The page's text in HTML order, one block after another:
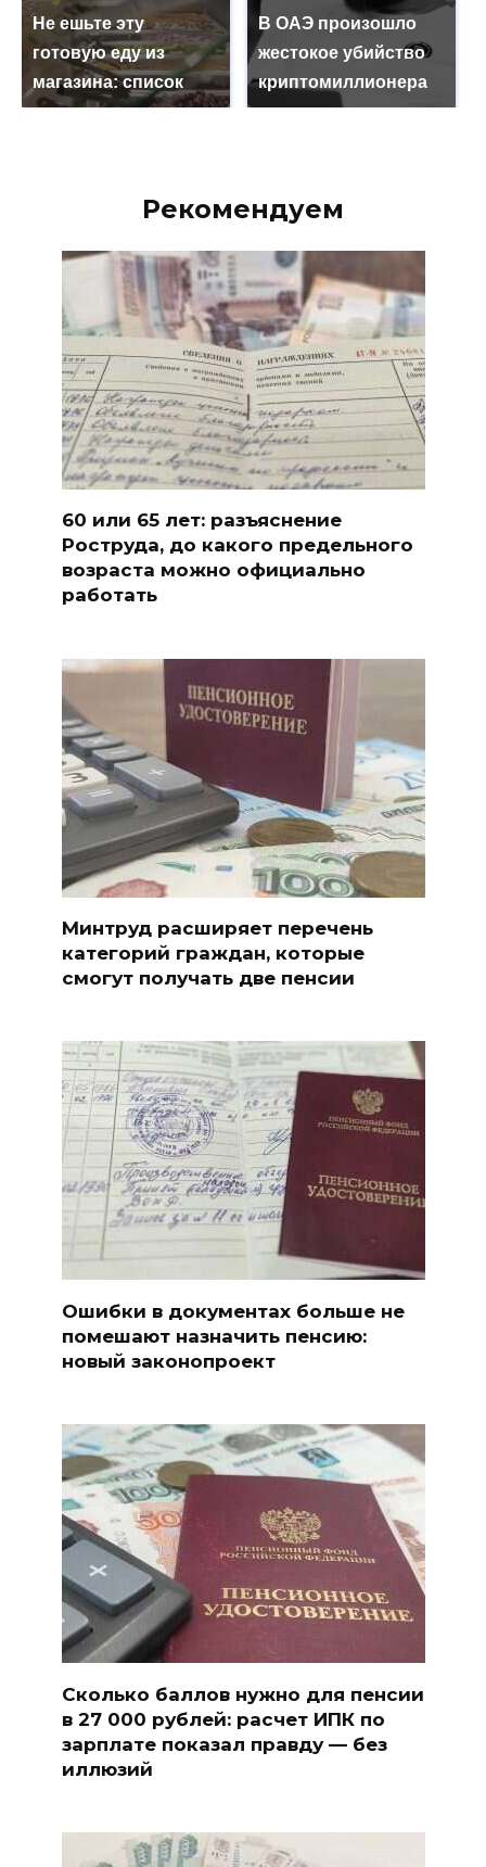
Не ешьте эту
готовую еду из
магазина: список
В ОАЭ произошло
жестокое убийство
криптомиллионера
Рекомендуем
60 или 65 лет: разъяснение
Роструда, до какого предельного
возраста можно официально
работать
Минтруд расширяет перечень
категорий граждан, которые
смогут получать две пенсии
Ошибки в документах больше не
помешают назначить пенсию:
новый законопроект
Сколько баллов нужно для пенсии
в 27 000 рублей: расчет ИПК по
зарплате показал правду — без
иллюзий